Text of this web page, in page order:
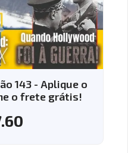
143 - Aplique o
o frete grátis!